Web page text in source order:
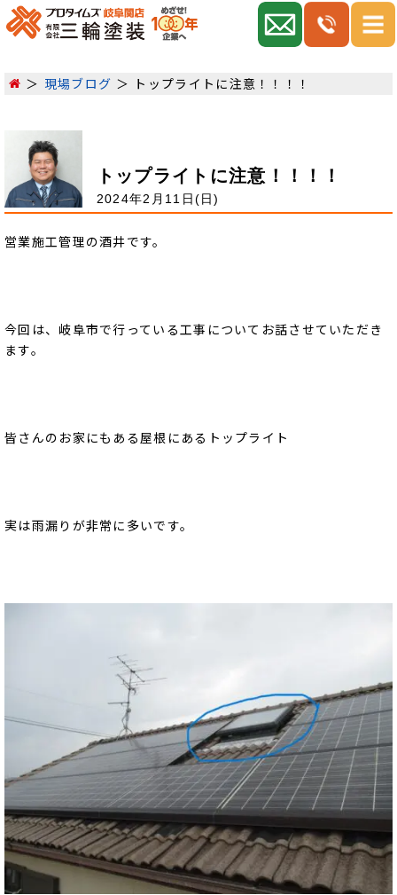
現場ブログ トップライトに注意！！！！
トップライトに注意！！！！
2024年2月11日(日)
営業施工管理の酒井です。
今回は、岐阜市で行っている工事についてお話させていただき
ます。
皆さんのお家にもある屋根にあるトップライト
実は雨漏りが非常に多いです。